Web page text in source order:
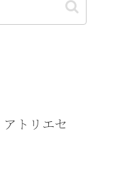
トリエセ